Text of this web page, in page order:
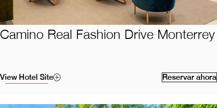
Camino Real Fashion Drive Monterrey
Reservar ahora
View Hotel Site